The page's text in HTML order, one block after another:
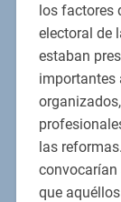
los factores
electoral de
estaban
importantes
las
convocarían
que